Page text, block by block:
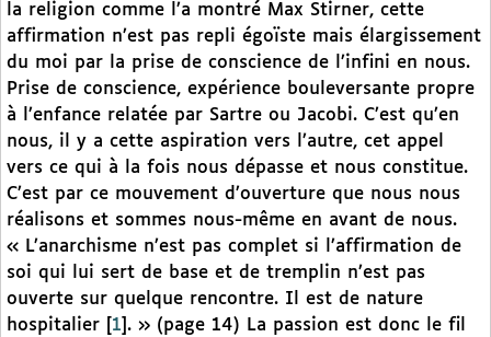
la religion comme l’a montré Max Stirner, cette
affirmation n’est pas repli égoïste mais élargissement
du moi par la prise de conscience de l’infini en nous.
Prise de conscience, expérience bouleversante propre
à l’enfance relatée par Sartre ou Jacobi. C’est qu’en
nous, il y a cette aspiration vers l’autre, cet appel
vers ce qui à la fois nous dépasse et nous constitue.
C’est par ce mouvement d’ouverture que nous nous
réalisons et sommes nous-même en avant de nous.
« L’anarchisme n’est pas complet si l’affirmation de
soi qui lui sert de base et de tremplin n’est pas
ouverte sur quelque rencontre. Il est de nature
hospitalier
1 . » (page 14) La passion est donc le fil